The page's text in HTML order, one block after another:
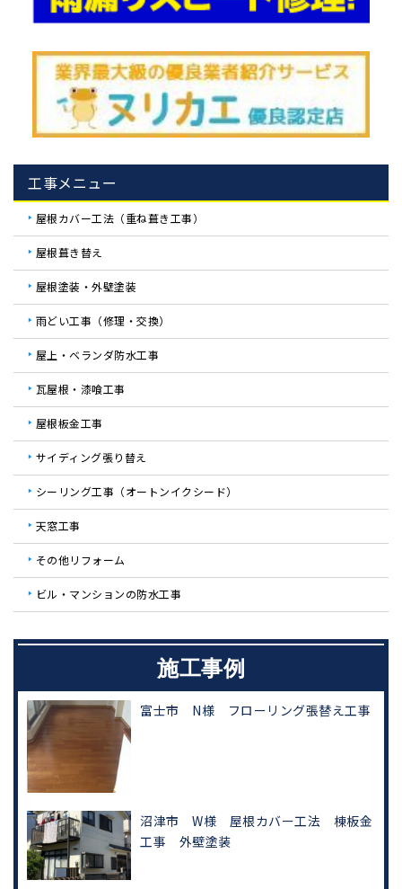
工事メニュー
屋根カバー工法（重ね葺き工事）
屋根葺き替え
屋根塗装・外壁塗装
雨どい工事（修理・交換）
屋上・ベランダ防水工事
瓦屋根・漆喰工事
屋根板金工事
サイディング張り替え
シーリング工事（オートンイクシード）
天窓工事
その他リフォーム
ビル・マンションの防水工事
施工事例
富士市 N様 フローリング張替え工事
沼津市 W様 屋根カバー工法 棟板金
工事 外壁塗装